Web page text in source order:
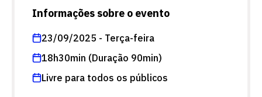
Informações sobre o evento
23/09/2025 - Terça-feira
18h30min (Duração 90min)
Livre para todos os públicos